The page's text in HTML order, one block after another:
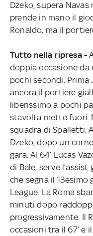
Dzeko, supera Navas
prende in mano il
Ronaldo, ma il
Tutto nella ripresa -
doppia occasione da
pochi secondi. Prima
ancora il portiere
liberissimo a pochi
stavolta mette fuori.
squadra di Spalletti.
Dzeko, dopo un
gara. Al 64’ Lucas
di Bale, serve
che segna il
League. La Roma
minuti dopo
progressivamente. Il
occasioni tra il 67’ e